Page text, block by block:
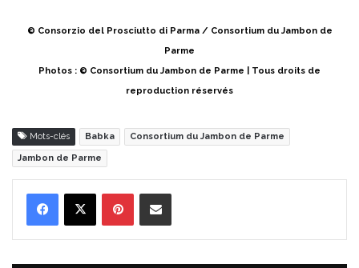
© Consorzio del Prosciutto di Parma / Consortium du Jambon de
Parme
Photos : © Consortium du Jambon de Parme | Tous droits de
reproduction réservés
Mots-clés Babka Consortium du Jambon de Parme
Jambon de Parme